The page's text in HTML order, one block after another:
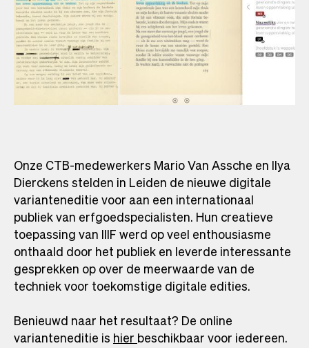
Onze CTB-medewerkers Mario Van Assche en Ilya
Dierckens stelden in Leiden de nieuwe digitale
varianteneditie voor aan een internationaal
publiek van erfgoedspecialisten. Hun creatieve
toepassing van IIIF werd op veel enthousiasme
onthaald door het publiek en leverde interessante
gesprekken op over de meerwaarde van de
techniek voor toekomstige digitale edities.
Benieuwd naar het resultaat? De online
varianteneditie is hier Opens
beschikbaar voor iedereen.